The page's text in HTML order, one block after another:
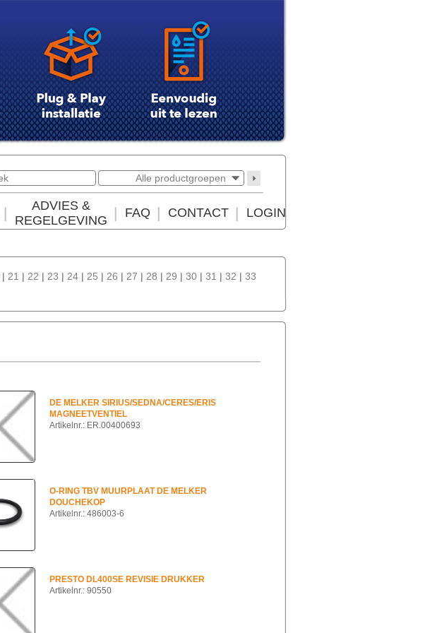
Alle productgroepen
ADVIES &
REGELGEVING
FAQ CONTACT LOGIN
| 21 | 22 | 23 | 24 | 25 | 26 | 27 | 28 | 29 | 30 | 31 | 32 | 33
DE MELKER SIRIUS/SEDNA/CERES/ERIS
MAGNEETVENTIEL
Artikelnr.: ER.00400693
O-RING TBV MUURPLAAT DE MELKER
DOUCHEKOP
Artikelnr.: 486003-6
PRESTO DL400SE REVISIE DRUKKER
Artikelnr.: 90550